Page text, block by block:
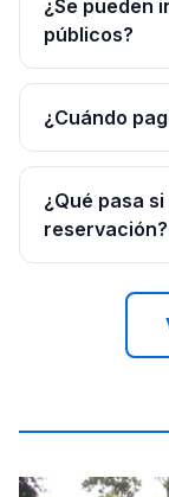
¿Se pueden
públicos?
¿Cuándo
¿Qué pasa
reservación?